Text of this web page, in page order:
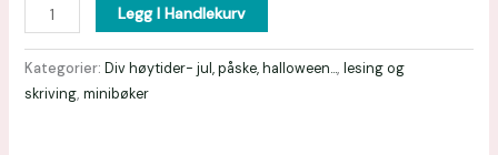
Legg I Handlekurv
Kategorier: Div høytider- jul, påske, halloween..., lesing og
skriving, minibøker